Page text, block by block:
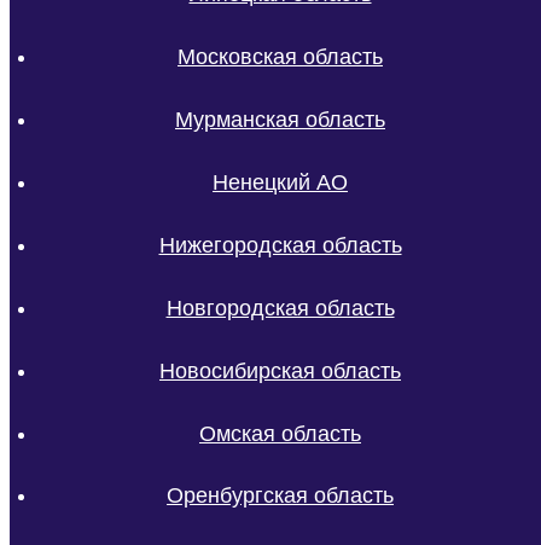
Московская область
Мурманская область
Ненецкий АО
Нижегородская область
Новгородская область
Новосибирская область
Омская область
Оренбургская область